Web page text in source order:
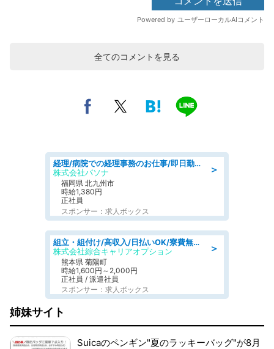
全てのコメントを見る
＞
経理/病院での経理事務のお仕事/即日勤務可/車通勤可/経理/一般事務
株式会社パソナ
福岡県 北九州市
時給1,380円
正社員
スポンサー：求人ボックス
＞
組立・組付け/高収入/日払いOK/寮費無料/交替制/20・30・40代活躍中
株式会社綜合キャリアオプション
熊本県 菊陽町
時給1,600円～2,000円
正社員 / 派遣社員
スポンサー：求人ボックス
姉妹サイト
Suicaのペンギン"夏のラッキーバッグ"が8月